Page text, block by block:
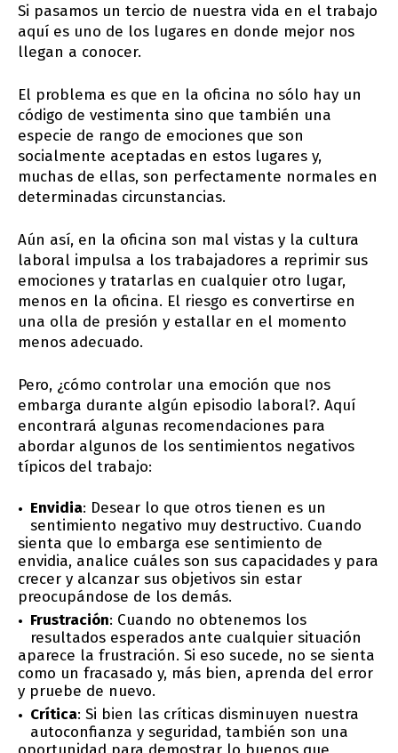
Si pasamos un tercio de nuestra vida en el trabajo
aquí es uno de los lugares en donde mejor nos
llegan a conocer.
El problema es que en la oficina no sólo hay un
código de vestimenta sino que también una
especie de rango de emociones que son
socialmente aceptadas en estos lugares y,
muchas de ellas, son perfectamente normales en
determinadas circunstancias.
Aún así, en la oficina son mal vistas y la cultura
laboral impulsa a los trabajadores a reprimir sus
emociones y tratarlas en cualquier otro lugar,
menos en la oficina. El riesgo es convertirse en
una olla de presión y estallar en el momento
menos adecuado.
Pero, ¿cómo controlar una emoción que nos
embarga durante algún episodio laboral?. Aquí
encontrará algunas recomendaciones para
abordar algunos de los sentimientos negativos
típicos del trabajo:
Envidia: Desear lo que otros tienen es un
sentimiento negativo muy destructivo. Cuando
sienta que lo embarga ese sentimiento de
envidia, analice cuáles son sus capacidades y para
crecer y alcanzar sus objetivos sin estar
preocupándose de los demás.
Frustración: Cuando no obtenemos los
resultados esperados ante cualquier situación
aparece la frustración. Si eso sucede, no se sienta
como un fracasado y, más bien, aprenda del error
y pruebe de nuevo.
Crítica: Si bien las críticas disminuyen nuestra
autoconfianza y seguridad, también son una